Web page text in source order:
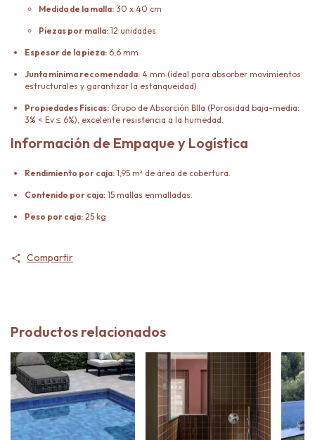
Medida de la malla: 30 x 40 cm
Piezas por malla: 12 unidades
Espesor de la pieza: 6,6 mm
Junta mínima recomendada: 4 mm (ideal para absorber movimientos
estructurales y garantizar la estanqueidad)
Propiedades Físicas: Grupo de Absorción BIIa (Porosidad baja-media:
3% < Ev ≤ 6%), excelente resistencia a la humedad.
Información de Empaque y Logística
Rendimiento por caja: 1,95 m² de área de cobertura.
Contenido por caja: 15 mallas enmalladas.
Peso por caja: 25 kg
Compartir
Productos relacionados